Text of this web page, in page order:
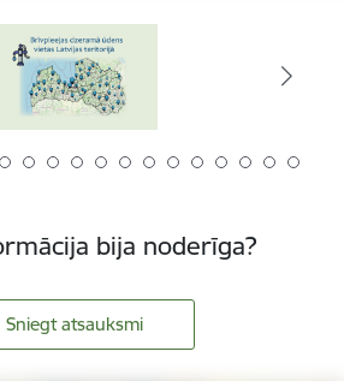
bija noderīga?
Sniegt atsauksmi